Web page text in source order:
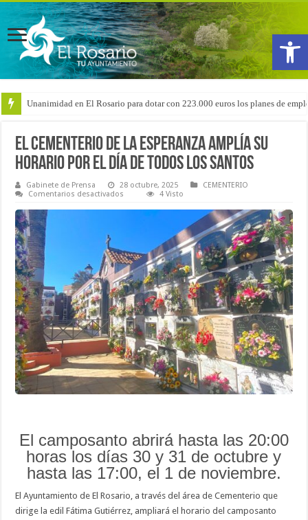
Abrir
Unanimidad en El Rosario para dotar con 223.000 euros los planes de
Arranca la reforma del CEIP San Isidro con las demoliciones para la
El cementerio de La Esperanza amplía su
horario por el Día de Todos los Santos
Gabinete de Prensa 28 octubre, 2025
CEMENTERIO
Comentarios desactivados
cementerio
su
horario
por
el
Día
de
Todos
los
Santos
4 Visto
El camposanto abrirá hasta las 20:00
horas los días 30 y 31 de octubre y
hasta las 17:00, el 1 de noviembre.
El Ayuntamiento de El Rosario, a través del área de Cementerio que
dirige la edil Fátima Gutiérrez, ampliará el horario del camposanto